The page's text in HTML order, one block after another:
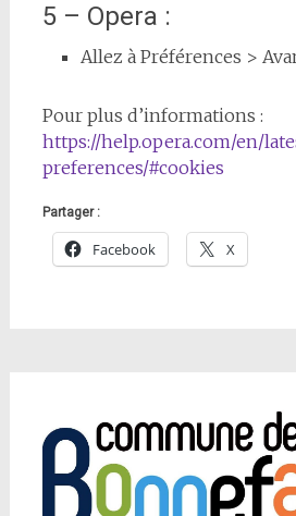
5 – Opera :
Allez à Préférences >
Pour plus d’informations :
https://help.opera.com/en/
preferences/#cookies
Partager :
Facebook X